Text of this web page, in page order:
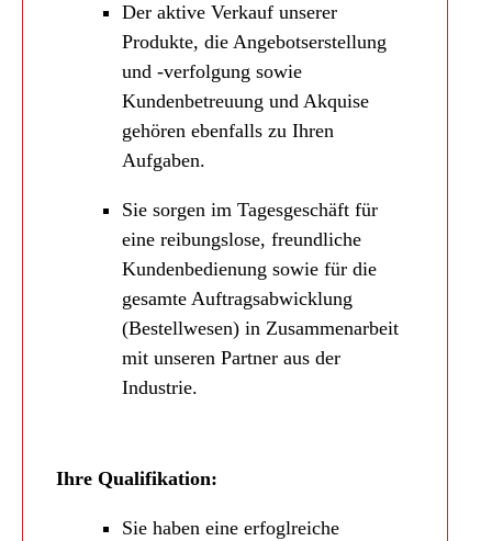
Der aktive Verkauf unserer
Produkte, die Angebotserstellung
und -verfolgung sowie
Kundenbetreuung und Akquise
gehören ebenfalls zu Ihren
Aufgaben.
Sie sorgen im Tagesgeschäft für
eine reibungslose, freundliche
Kundenbedienung sowie für die
gesamte Auftragsabwicklung
(Bestellwesen) in Zusammenarbeit
mit unseren Partner aus der
Industrie.
Ihre Qualifikation:
Sie haben eine erfoglreiche